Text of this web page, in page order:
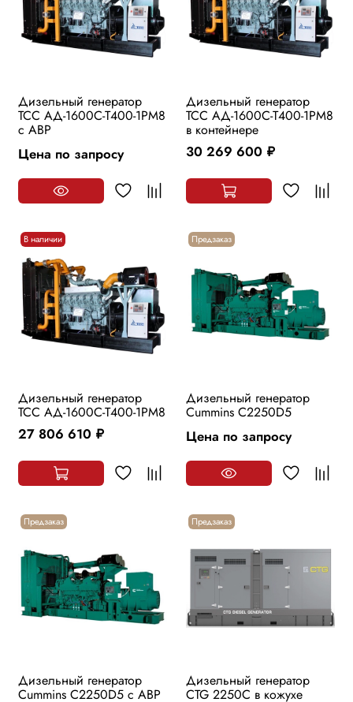
Дизельный генератор
ТСС АД-1600С-Т400-1РМ8
с АВР
Цена по запросу
Дизельный генератор
ТСС АД-1600С-Т400-1РМ8
в контейнере
30 269 600 руб.
В наличии
Дизельный генератор
ТСС АД-1600С-Т400-1РМ8
27 806 610 руб.
Предзаказ
Дизельный генератор
Cummins C2250D5
Цена по запросу
Предзаказ
Дизельный генератор
Cummins C2250D5 с АВР
Предзаказ
Дизельный генератор
CTG 2250С в кожухе